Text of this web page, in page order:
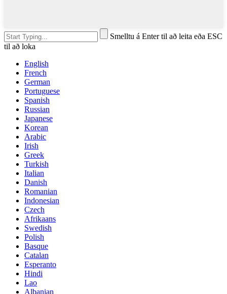
Smelltu á Enter til að leita eða ESC
til að loka
English
French
German
Portuguese
Spanish
Russian
Japanese
Korean
Arabic
Irish
Greek
Turkish
Italian
Danish
Romanian
Indonesian
Czech
Afrikaans
Swedish
Polish
Basque
Catalan
Esperanto
Hindi
Lao
Albanian